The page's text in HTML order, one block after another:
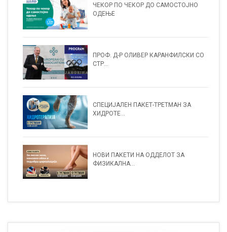
ЧЕКОР ПО ЧЕКОР ДО САМОСТОЈНО
ОДЕЊЕ
ПРОФ. Д-Р ОЛИВЕР КАРАНФИЛСКИ СО
СТР...
СПЕЦИЈАЛЕН ПАКЕТ-ТРЕТМАН ЗА
ХИДРОТЕ...
НОВИ ПАКЕТИ НА ОДДЕЛОТ ЗА
ФИЗИКАЛНА...